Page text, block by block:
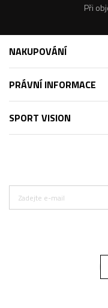
Při
NAKUPOVÁNÍ
PRÁVNÍ INFORMACE
SPORT VISION